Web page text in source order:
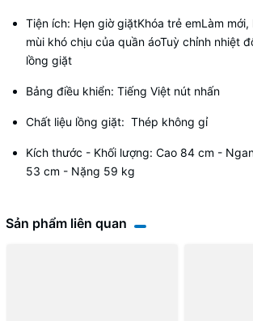
Tiện ích: Hẹn giờ giặtKhóa trẻ emLàm
mùi khó chịu của quần áoTuỳ chỉnh nhiệt
lồng giặt
Bảng điều khiển: Tiếng Việt nút nhấn
Chất liệu lồng giặt: Thép không gỉ
Kích thước - Khối lượng: Cao 84 cm -
53 cm - Nặng 59 kg
Sản phẩm liên quan